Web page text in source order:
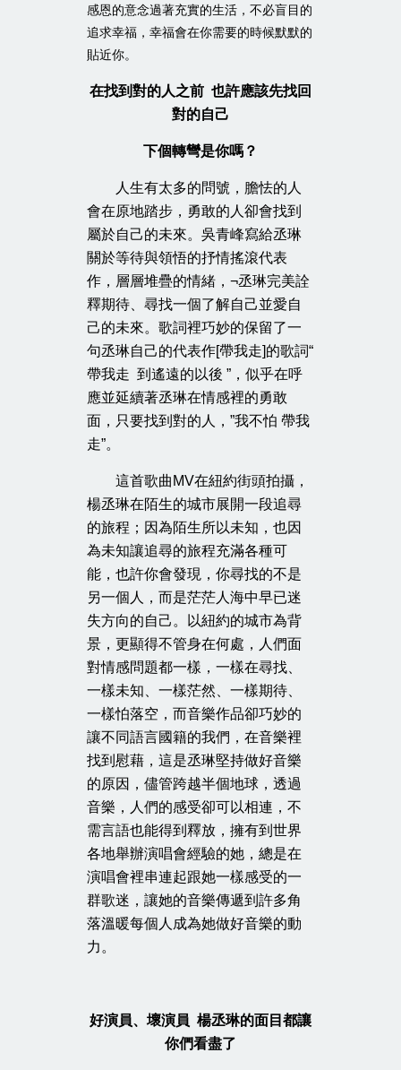
感恩的意念過著充實的生活，不必盲目的
追求幸福，幸福會在你需要的時候默默的
貼近你。
在找到對的人之前 也許應該先找回
對的自己
下個轉彎是你嗎？
人生有太多的問號，膽怯的人
會在原地踏步，勇敢的人卻會找到
屬於自己的未來。吳青峰寫給丞琳
關於等待與領悟的抒情搖滾代表
作，層層堆疊的情緒，¬丞琳完美詮
釋期待、尋找一個了解自己並愛自
己的未來。歌詞裡巧妙的保留了一
句丞琳自己的代表作[帶我走]的歌詞“
帶我走 到遙遠的以後 ”，似乎在呼
應並延續著丞琳在情感裡的勇敢
面，只要找到對的人，”我不怕 帶我
走”。
這首歌曲MV在紐約街頭拍攝，
楊丞琳在陌生的城市展開一段追尋
的旅程；因為陌生所以未知，也因
為未知讓追尋的旅程充滿各種可
能，也許你會發現，你尋找的不是
另一個人，而是茫茫人海中早已迷
失方向的自己。以紐約的城市為背
景，更顯得不管身在何處，人們面
對情感問題都一樣，一樣在尋找、
一樣未知、一樣茫然、一樣期待、
一樣怕落空，而音樂作品卻巧妙的
讓不同語言國籍的我們，在音樂裡
找到慰藉，這是丞琳堅持做好音樂
的原因，儘管跨越半個地球，透過
音樂，人們的感受卻可以相連，不
需言語也能得到釋放，擁有到世界
各地舉辦演唱會經驗的她，總是在
演唱會裡串連起跟她一樣感受的一
群歌迷，讓她的音樂傳遞到許多角
落溫暖每個人成為她做好音樂的動
力。
好演員、壞演員 楊丞琳的面目都讓
你們看盡了